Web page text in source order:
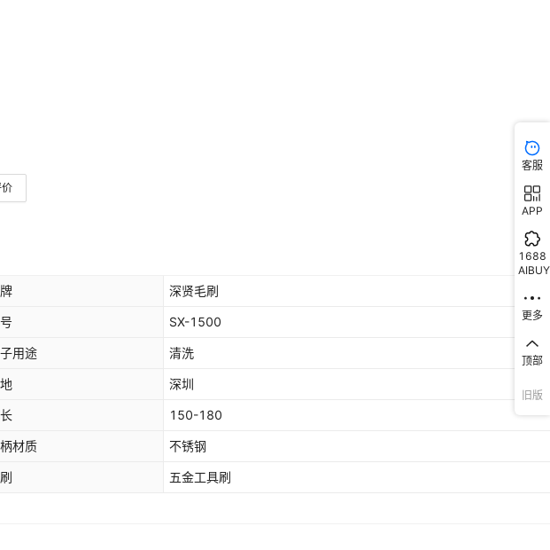
深贤毛刷
SX-1500
用途 清洗
深圳
150-180
材质 不锈钢
五金工具刷
客服
APP
1688
AIBUY
更多
顶部
旧版